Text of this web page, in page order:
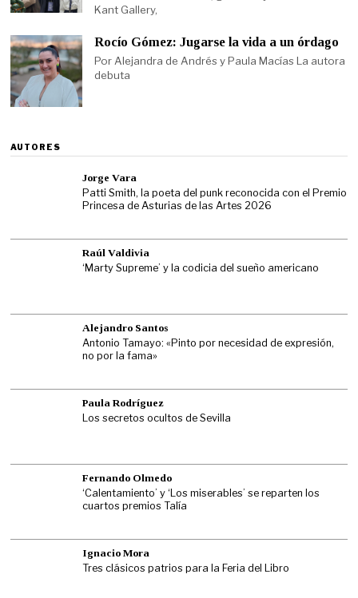
Kant Gallery,
Rocío Gómez: Jugarse la vida a un órdago
Por Alejandra de Andrés y Paula Macías La autora
debuta
AUTORES
Jorge Vara
Patti Smith, la poeta del punk reconocida con el Premio
Princesa de Asturias de las Artes 2026
Raúl Valdivia
‘Marty Supreme’ y la codicia del sueño americano
Alejandro Santos
Antonio Tamayo: «Pinto por necesidad de expresión,
no por la fama»
Paula Rodríguez
Los secretos ocultos de Sevilla
Fernando Olmedo
‘Calentamiento’ y ‘Los miserables’ se reparten los
cuartos premios Talía
Ignacio Mora
Tres clásicos patrios para la Feria del Libro